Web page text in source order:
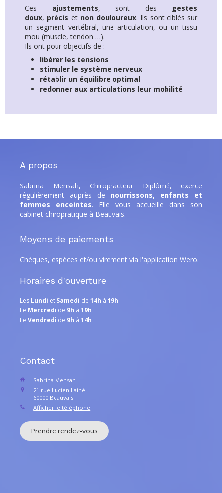
Ces ajustements, sont des
gestes
doux, précis et non douloureux. Ils sont ciblés sur
un segment vertébral, une articulation, ou un tissu
mou (muscle, tendon …).
Ils ont pour objectifs de :
libérer les tensions
stimuler le système nerveux
rétablir un équilibre optimal
redonner aux articulations leur mobilité
A propos
Sabrina Mensah, Chiropracteur Diplômé, exerce
régulièrement auprès de nourrissons, enfants et
femmes enceintes. Elle vous accueille dans son
cabinet chiropratique à Beauvais.
Moyens de paiements
Chèques, espèces et/ou virement via l'application Wero.
Horaires d'ouverture
Les Lundi et Samedi de 14h à 19h
Le Mercredi de 9h à 19h
Le Vendredi de 9h à 14h
Contact
Sabrina Mensah
21 rue Lucien Lainé
60000 Beauvais
Afficher le téléphone
Prendre rendez-vous